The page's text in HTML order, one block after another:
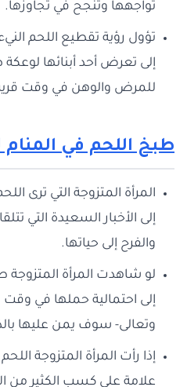
تواجهها وتنجح في تجاوزها.
تؤول رؤية تقطيع اللحم
إلى تعرض أحد أبنائها
للمرض والوهن في وقت
طبخ اللحم في المنام
المرأة المتزوجة التي ترى
إلى الأخبار السعيدة التي
والفرح إلى حياتها.
لو شاهدت المرأة المتزوجة
إلى احتمالية حملها في
وتعالى- سوف يمن عليها
إذا رأت المرأة المتزوجة
علامة على كسب الكثير من